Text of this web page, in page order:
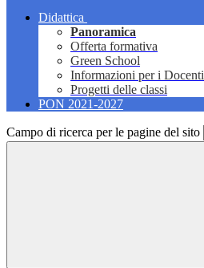
Didattica
Panoramica
Offerta formativa
Green School
Informazioni per i Docenti
Progetti delle classi
PON 2021-2027
Campo di ricerca per le pagine del sito